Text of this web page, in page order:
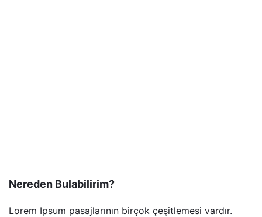
Nereden Bulabilirim?
Lorem Ipsum pasajlarının birçok çeşitlemesi vardır.